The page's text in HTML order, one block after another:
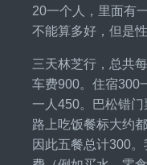
20一个人，里面有
不能算多好，但是性
三天林芝行，总共
车费900。住宿300
一人450。巴松错门
路上吃饭餐标大约
因此五餐总计300